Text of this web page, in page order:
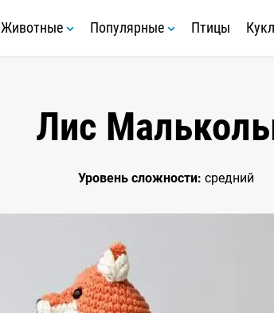
Животные Популярные Птицы
Лис
Уровень сложности: средний